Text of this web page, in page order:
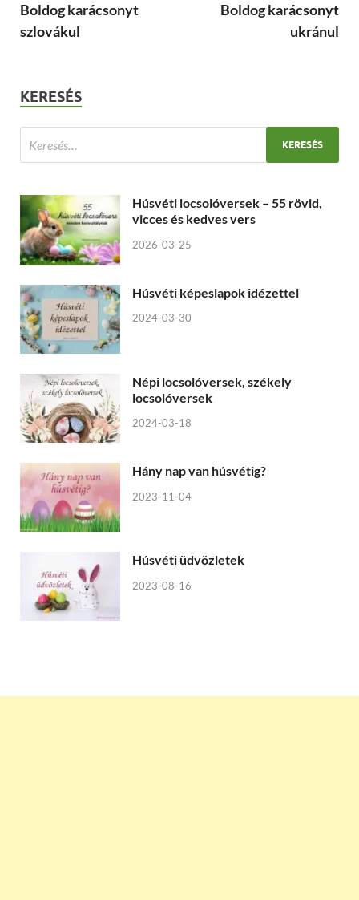
Boldog karácsonyt
szlovákul
Boldog karácsonyt
ukránul
KERESÉS
Húsvéti locsolóversek – 55 rövid,
vicces és kedves vers
2026-03-25
Húsvéti képeslapok idézettel
2024-03-30
Népi locsolóversek, székely
locsolóversek
2024-03-18
Hány nap van húsvétig?
2023-11-04
Húsvéti üdvözletek
2023-08-16